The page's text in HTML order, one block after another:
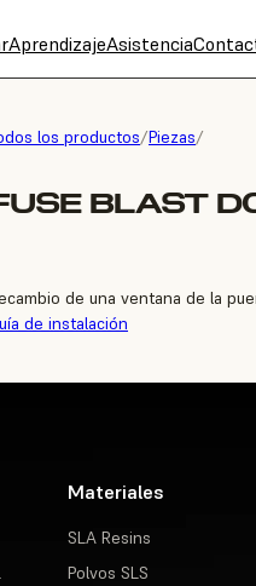
AprendizajeAsistencia
los productos/Piezas/
BLAST
de una ventana de la
de instalación
Materiales
SLA Resins
Polvos SLS